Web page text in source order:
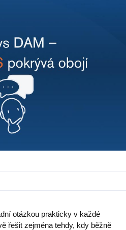
otázkou prakticky v každé
řešit zejména tehdy, kdy běžně